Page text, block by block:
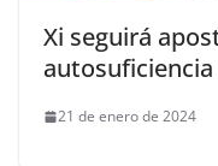
Xi seguirá
21 de enero de 2024